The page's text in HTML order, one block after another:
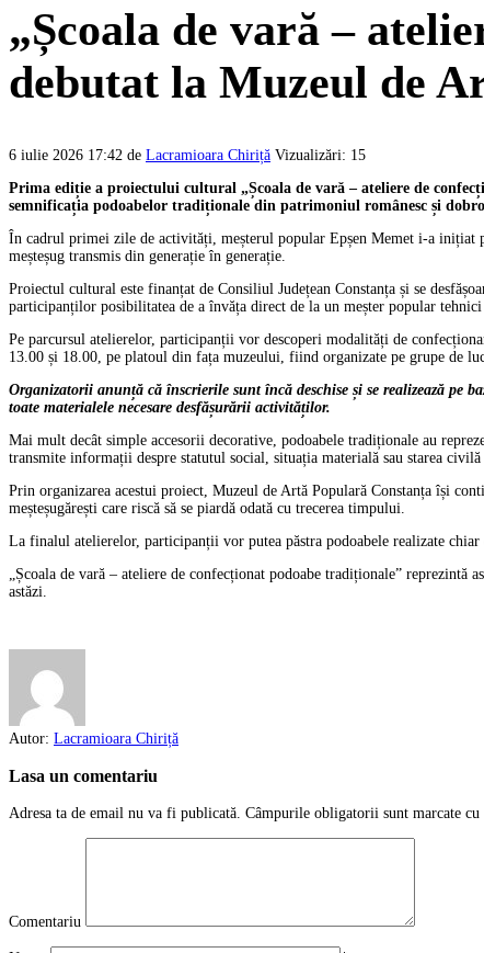
„Școala de vară –
debutat la Muzeul de
6 iulie 2026 17:42 de Lacramioara Chiriță Vizualizări: 15
Prima ediție a proiectului cultural „Școala de vară – ateliere de
semnificația podoabelor tradiționale din patrimoniul românesc și
În cadrul primei zile de activități, meșterul popular Epșen Memet i-a inițiat
meșteșug transmis din generație în generație.
Proiectul cultural este finanțat de Consiliul Județean Constanța și se
participanților posibilitatea de a învăța direct de la un meșter popular
Pe parcursul atelierelor, participanții vor descoperi modalități de
13.00 și 18.00, pe platoul din fața muzeului, fiind organizate pe grupe de
Organizatorii anunță că înscrierile sunt încă deschise și se realizează pe
toate materialele necesare desfășurării activităților.
Mai mult decât simple accesorii decorative, podoabele tradiționale au
transmite informații despre statutul social, situația materială sau starea
Prin organizarea acestui proiect, Muzeul de Artă Populară Constanța își
meșteșugărești care riscă să se piardă odată cu trecerea timpului.
La finalul atelierelor, participanții vor putea păstra podoabele realizate
„Școala de vară – ateliere de confecționat podoabe tradiționale”
astăzi.
Autor: Lacramioara Chiriță
Lasa un comentariu
Adresa ta de email nu va fi publicată. Câmpurile obligatorii sunt marcate cu
Comentariu